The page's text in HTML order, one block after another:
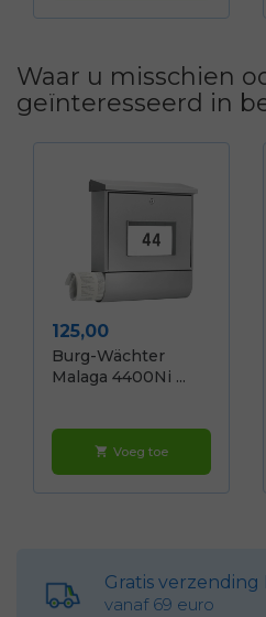
Waar u misschien
geïnteresseerd in
Prijs
125,00
Burg-Wächter
Malaga 4400Ni ...
shopping_cart Voeg toe
Gratis verzending
vanaf 69 euro